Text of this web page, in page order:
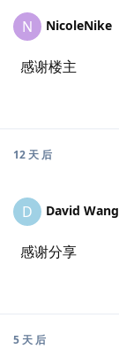
N NicoleNike
感谢楼主
12 天 后
D David Wang
感谢分享
5 天 后